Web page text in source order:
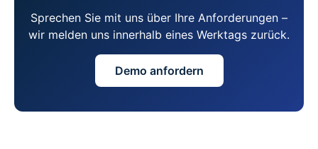
Sprechen Sie mit uns über Ihre Anforderungen –
wir melden uns innerhalb eines Werktags zurück.
Demo anfordern